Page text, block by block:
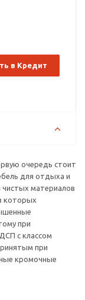
в Кредит
очередь стоит
для отдыха и
чистых материалов
которых
при
с классом
при
кромочные